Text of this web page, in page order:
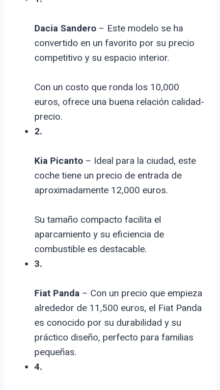
Dacia Sandero – Este modelo se ha
convertido en un favorito por su precio
competitivo y su espacio interior.
Con un costo que ronda los 10,000
euros, ofrece una buena relación calidad-
precio.
2.
Kia Picanto – Ideal para la ciudad, este
coche tiene un precio de entrada de
aproximadamente 12,000 euros.
Su tamaño compacto facilita el
aparcamiento y su eficiencia de
combustible es destacable.
3.
Fiat Panda – Con un precio que empieza
alrededor de 11,500 euros, el Fiat Panda
es conocido por su durabilidad y su
práctico diseño, perfecto para familias
pequeñas.
4.